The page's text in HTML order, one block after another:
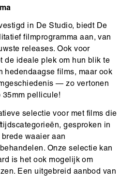
in De Studio, biedt De
filmprogramma aan, van
releases. Ook voor
de ideale plek om hun blik te
hedendaagse films, maar ook
— zo vertonen
35mm pellicule!
selectie voor met films die
gesproken in
waaier aan
Onze selectie kan
is het ook mogelijk om
Een uitgebreid aanbod van